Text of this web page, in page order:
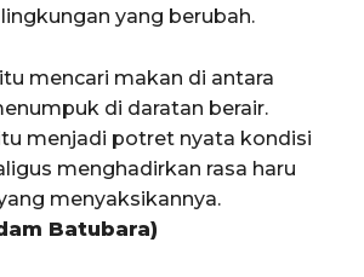
yang berubah.
mencari makan di antara
di daratan berair.
menjadi potret nyata kondisi
menghadirkan rasa haru
menyaksikannya.
Batubara)